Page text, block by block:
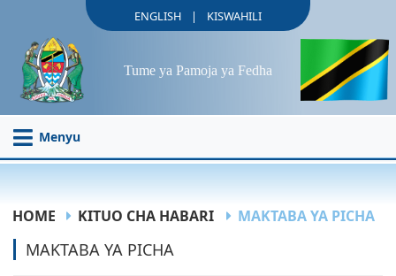
KISWAHILI
|
ENGLISH
Tume ya Pamoja ya Fedha
Menyu
HOME KITUO CHA HABARI MAKTABA YA PICHA
MAKTABA YA PICHA